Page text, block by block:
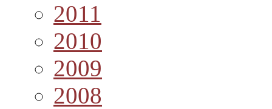
2011
2010
2009
2008